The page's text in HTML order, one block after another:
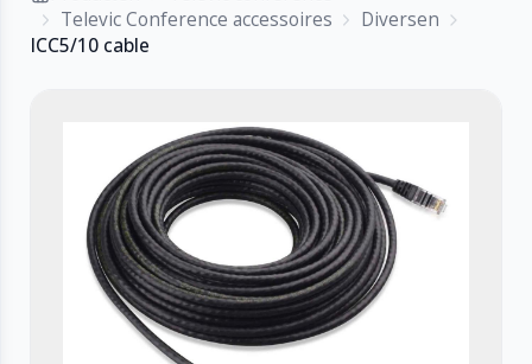
Televic Conference accessoires
Diversen
ICC5/10 cable